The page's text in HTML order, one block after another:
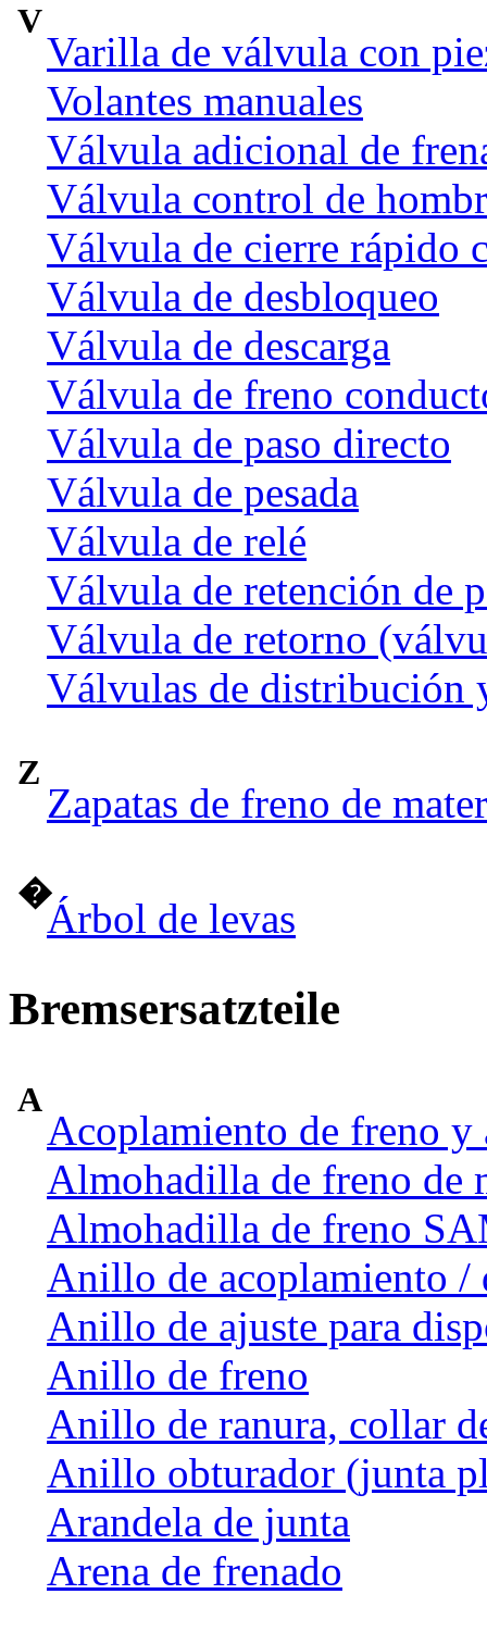
V
Varilla de válvula con
Volantes manuales
Válvula adicional de
Válvula control de
Válvula de cierre rápido
Válvula de desbloqueo
Válvula de descarga
Válvula de freno
Válvula de paso directo
Válvula de pesada
Válvula de relé
Válvula de retención de
Válvula de retorno
Válvulas de distribución
Z
Zapatas de freno de
�
Árbol de levas
Bremsersatzteile
A
Acoplamiento de freno y
Almohadilla de freno de
Almohadilla de freno
Anillo de acoplamiento /
Anillo de ajuste para
Anillo de freno
Anillo de ranura, collar
Anillo obturador (junta
Arandela de junta
Arena de frenado